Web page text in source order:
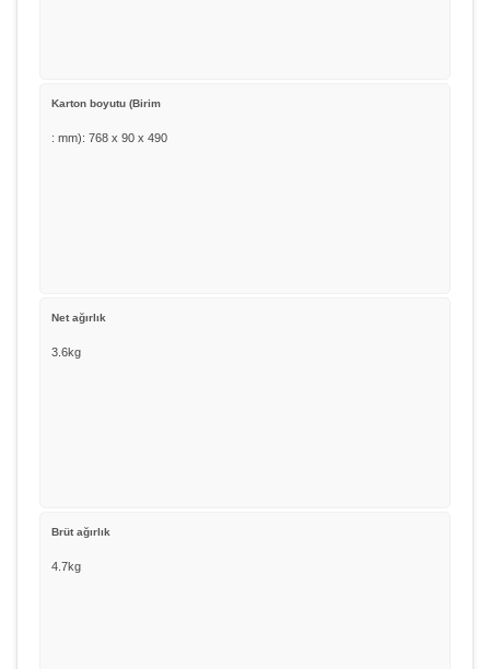
Karton boyutu (Birim
: mm): 768 x 90 x 490
Net ağırlık
3.6kg
Brüt ağırlık
4.7kg